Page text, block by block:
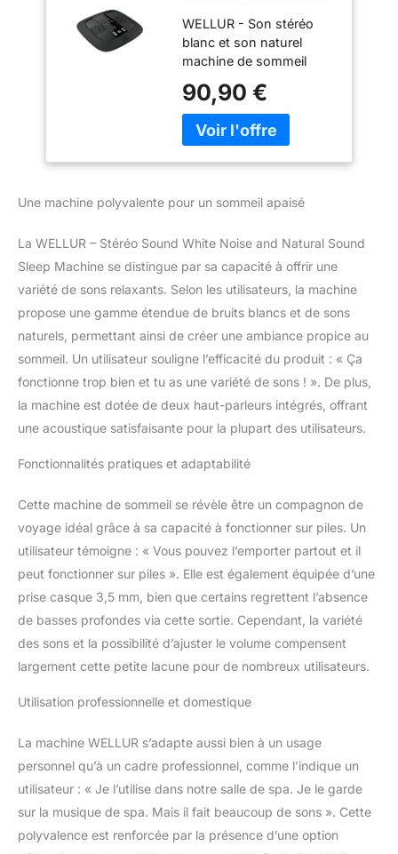
Sleep Machine avec
musique relaxante
pour spa Double
haut-parleurs
intégrés et prise
casque 3,5 mm,
avec option
minuterie et port
WELLUR - Son stéréo
blanc et son naturel
machine de sommeil
de spa. Pour un sommeil
amélioré, une
atmosphère détendue et
parents, améliore la
conversation
confidentielle et bloque
les bruits indésirables à
Pour : maison, bureau,
dortoir, chambre
d'enfant, spa ou crèche.
12 pistes sonores
blanches apaisantes et
naturelles avec 7 pistes
de musique relaxantes
Pour créer
réaliste et naturel.
Choisissez parmi : bruit
blanc / bruit marron /
/ océan / ruisseau /
cheminée / pluie /
tonnerre / vent /
battements de cœur /
nuit d'été (crickets) ou
choisissez parmi 7 pistes
de musique relaxantes
différentes. Son stéréo
intégrés, avec contrôle
du volume et fonction
mémoire. Également
équipé d'une prise
écouteurs non inclus).
90,90 €
Une machine polyvalente pour un sommeil apaisé
La WELLUR – Stéréo Sound White Noise and Natural Sound
Sleep Machine se distingue par sa capacité à offrir une
variété de sons relaxants. Selon les utilisateurs, la machine
propose une gamme étendue de bruits blancs et de sons
naturels, permettant ainsi de créer une ambiance propice au
sommeil. Un utilisateur souligne l’efficacité du produit : « Ça
fonctionne trop bien et tu as une variété de sons ! ». De plus,
la machine est dotée de deux haut-parleurs intégrés, offrant
une acoustique satisfaisante pour la plupart des utilisateurs.
Fonctionnalités pratiques et adaptabilité
Cette machine de sommeil se révèle être un compagnon de
voyage idéal grâce à sa capacité à fonctionner sur piles. Un
utilisateur témoigne : « Vous pouvez l’emporter partout et il
peut fonctionner sur piles ». Elle est également équipée d’une
prise casque 3,5 mm, bien que certains regrettent l’absence
de basses profondes via cette sortie. Cependant, la variété
des sons et la possibilité d’ajuster le volume compensent
largement cette petite lacune pour de nombreux utilisateurs.
Utilisation professionnelle et domestique
La machine WELLUR s’adapte aussi bien à un usage
personnel qu’à un cadre professionnel, comme l’indique un
utilisateur : « Je l’utilise dans notre salle de spa. Je le garde
sur la musique de spa. Mais il fait beaucoup de sons ». Cette
polyvalence est renforcée par la présence d’une option